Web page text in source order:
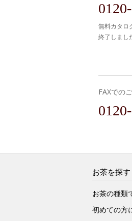
無料カタロ
終了しまし
FAXでの
お茶を探す
お茶の種類
初めての方